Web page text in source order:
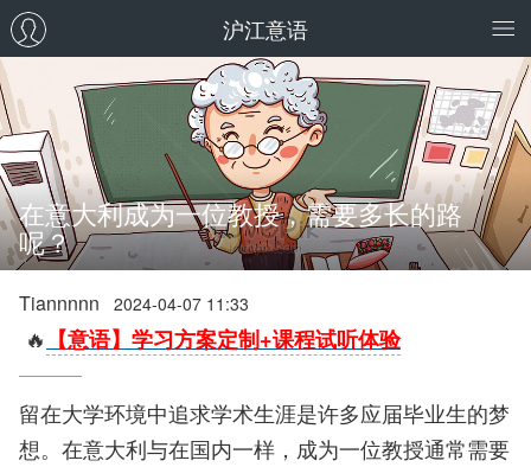
沪江意语
在意大利成为一位教授，需要多长的路
呢？
Tiannnnn 2024-04-07 11:33
🔥 【意语】学习方案定制+课程试听体验
留在大学环境中追求学术生涯是许多应届毕业生的梦
想。在意大利与在国内一样，成为一位教授通常需要